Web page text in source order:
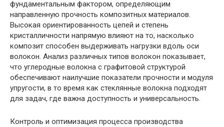
фундаментальным фактором, определяющим
направленную прочность композитных материалов.
Высокая ориентированность цепей и степень
кристалличности напрямую влияют на то, насколько
композит способен выдерживать нагрузки вдоль оси
волокон. Анализ различных типов волокон показывает,
что углеродные волокна с графитовой структурой
обеспечивают наилучшие показатели прочности и модуля
упругости, в то время как стеклянные волокна подходят
для задач, где важна доступность и универсальность.
Контроль и оптимизация процесса производства